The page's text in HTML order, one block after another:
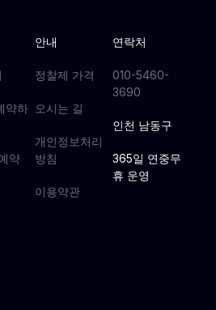
약하
약
안내
정찰제 가격
오시는 길
개인정보처리
방침
이용약관
연락처
010-5460-
3690
인천 남동구
365일 연중무
휴 운영